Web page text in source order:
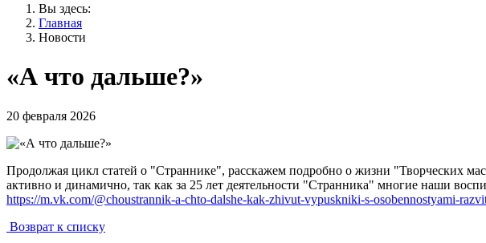
Вы здесь:
Главная
Новости
«А что дальше?»
20 февраля 2026
Продолжая цикл статей о "Страннике", расскажем подробно о жизни "Творческих
активно и динамично, так как за 25 лет деятельности "Странника" многие наши
https://m.vk.com/@choustrannik-a-chto-dalshe-kak-zhivut-vypuskniki-s-osobennostyami-
Возврат к списку